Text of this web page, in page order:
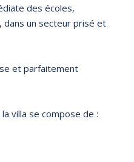
des écoles,
un secteur prisé et
et parfaitement
villa se compose de :